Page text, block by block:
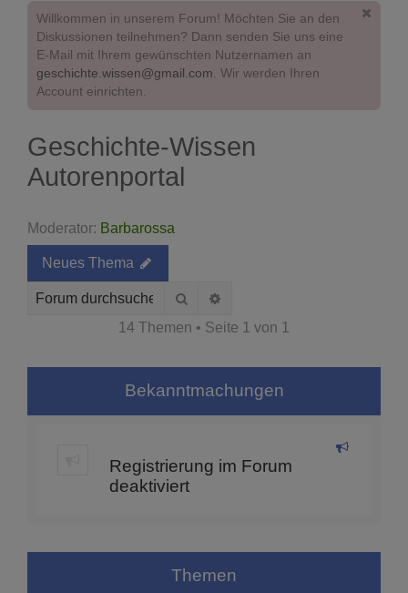
Willkommen in unserem Forum! Möchten Sie an den
Diskussionen teilnehmen? Dann senden Sie uns eine
E-Mail mit Ihrem gewünschten Nutzernamen an
geschichte.wissen@gmail.com. Wir werden Ihren
Account einrichten.
Geschichte-Wissen
Autorenportal
Moderator: Barbarossa
Neues Thema
Suche
14 Themen • Seite 1 von 1
Bekanntmachungen
Registrierung im Forum
deaktiviert
Themen